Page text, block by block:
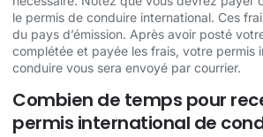
le permis de conduire international. Ces
du pays d’émission. Après avoir posté
complétée et payée les frais, votre permis
conduire vous sera envoyé par courrier.
Combien de temps pour
permis international de